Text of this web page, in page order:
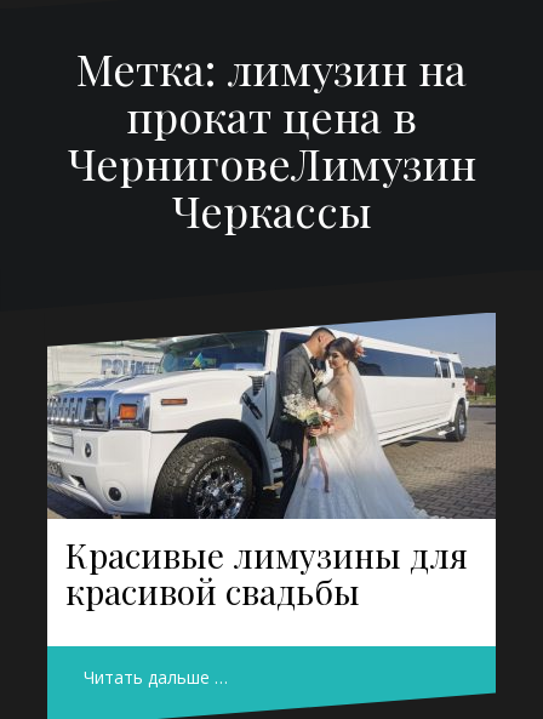
Метка: лимузин на
прокат цена в
ЧерниговеЛимузин
Черкассы
Красивые лимузины для
красивой свадьбы
Читать дальше …